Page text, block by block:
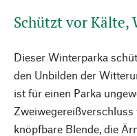
Schützt vor Kälte,
Dieser Winterparka
den Unbilden der
ist für einen Parka
knöpfbare Blende, die